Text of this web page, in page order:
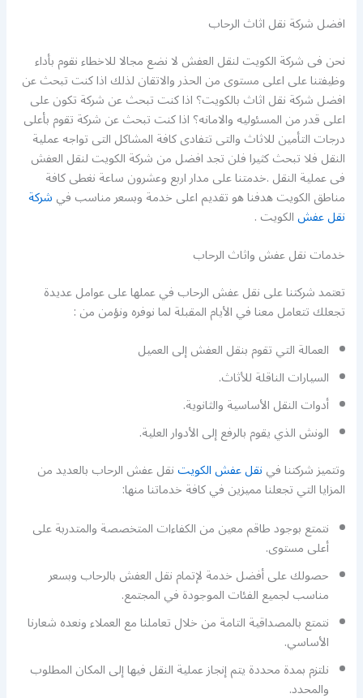
افضل شركة نقل اثاث الرحاب
نحن فى شركة الكويت لنقل العفش لا نضع مجالا للاخطاء نقوم بأداء
وظيفتنا على اعلى مستوى من الحذر والاتقان لذلك اذا كنت تبحث عن
افضل شركة نقل اثاث بالكويت؟ اذا كنت تبحث عن شركة تكون على
اعلى قدر من المسئوليه والامانه؟ اذا كنت تبحث عن شركة تقوم بأعلى
درجات التأمين للاثاث والتى تتفادى كافة المشاكل التى تواجه عملية
النقل فلا تبحث كثيرا فلن تجد افضل من شركة الكويت لنقل العفش
فى عملية النقل .خدمتنا على مدار اربع وعشرون ساعة نغطى كافة
مناطق الكويت هدفنا هو تقديم اعلى خدمة وبسعر مناسب فيشركة
نقل عفشالكويت .
خدمات نقل عفش واثاث الرحاب
تعتمد شركتنا على نقل عفش الرحاب في عملها على عوامل عديدة
تجعلك تتعامل معنا في الأيام المقبلة لما نوفره ونؤمن من :
العمالة التي تقوم بنقل العفش إلى العميل
السيارات الناقلة للأثاث.
أدوات النقل الأساسية والثانوية.
الونش الذي يقوم بالرفع إلى الأدوار العلية.
وتتميز شركتنا فينقل عفش الكويتنقل عفش الرحاب بالعديد من
المزايا التي تجعلنا مميزين في كافة خدماتنا منها:
نتمتع بوجود طاقم معين من الكفاءات المتخصصة والمتدربة على
أعلى مستوى.
حصولك على أفضل خدمة لإتمام نقل العفش بالرحاب وبسعر
مناسب لجميع الفئات الموجودة في المجتمع.
نتمتع بالمصداقية التامة من خلال تعاملنا مع العملاء ونعده شعارنا
الأساسي.
نلتزم بمدة محددة يتم إنجاز عملية النقل فيها إلى المكان المطلوب
والمحدد.